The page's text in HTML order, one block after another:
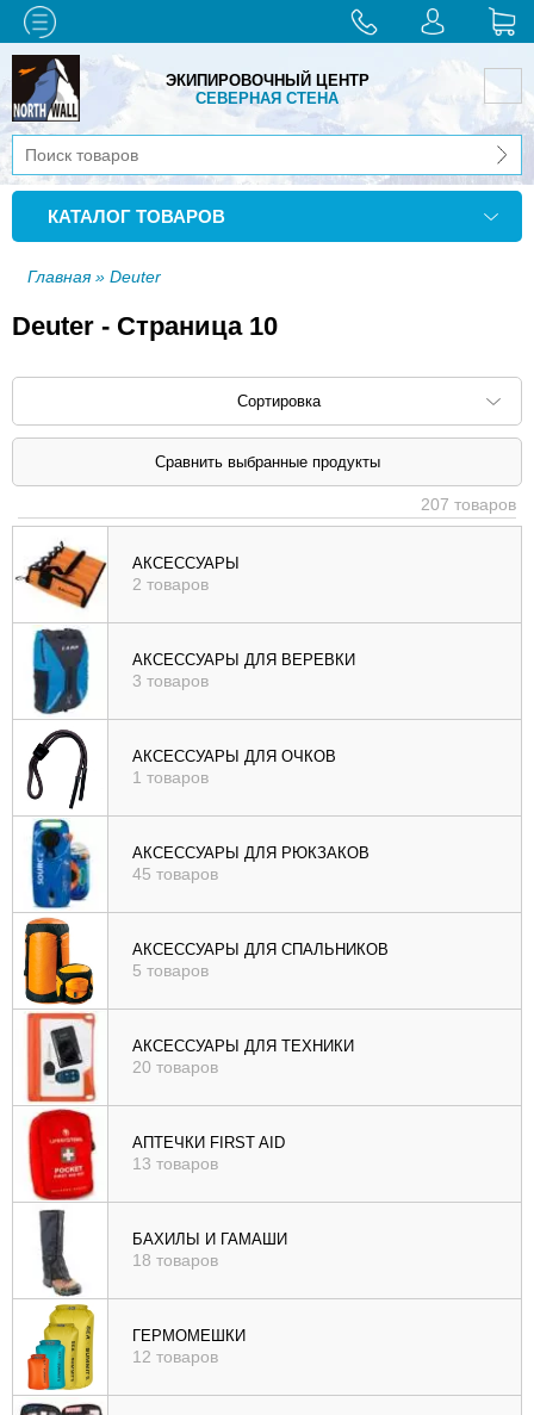
ЭКИПИРОВОЧНЫЙ ЦЕНТР
СЕВЕРНАЯ СТЕНА
КАТАЛОГ ТОВАРОВ
Главная» Deuter
Deuter - Страница 10
Сортировка
Сортировать по: наименованию (
убыв
), цене (
возр
|
убыв
возр
|
убыв
207 товаров
АКСЕССУАРЫ
2 товаров
АКСЕССУАРЫ ДЛЯ ВЕРЕВКИ
3 товаров
АКСЕССУАРЫ ДЛЯ ОЧКОВ
1 товаров
АКСЕССУАРЫ ДЛЯ РЮКЗАКОВ
45 товаров
АКСЕССУАРЫ ДЛЯ СПАЛЬНИКОВ
5 товаров
АКСЕССУАРЫ ДЛЯ ТЕХНИКИ
20 товаров
АПТЕЧКИ FIRST AID
13 товаров
БАХИЛЫ И ГАМАШИ
18 товаров
ГЕРМОМЕШКИ
12 товаров